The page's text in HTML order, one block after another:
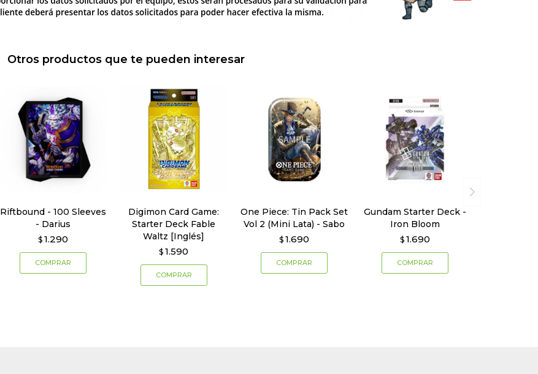
Otros productos que te pueden interesar
Riftbound - 100 Sleeves
- Darius
$ 1.290
Digimon Card Game:
Starter Deck Fable
Waltz [Inglés]
$ 1.590
One Piece: Tin Pack Set
Vol 2 (Mini Lata) - Sabo
$ 1.690
Gundam Starter Deck -
Iron Bloom
$ 1.690